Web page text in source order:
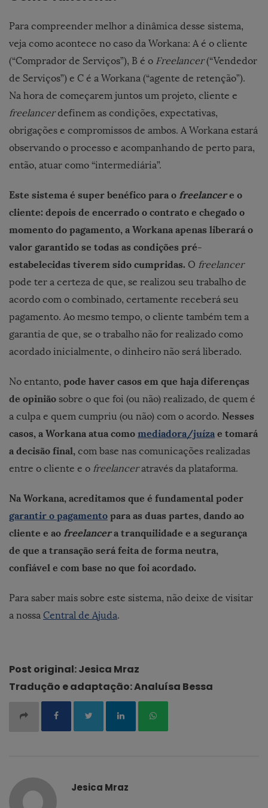
Para compreender melhor a dinâmica desse sistema,
veja como acontece no caso da Workana: A é o cliente
(“Comprador de Serviços”), B é o Freelancer(“Vendedor
de Serviços”) e C é a Workana (“agente de retenção”).
Na hora de começarem juntos um projeto, cliente e
freelancerdefinem as condições, expectativas,
obrigações e compromissos de ambos. A Workana estará
observando o processo e acompanhando de perto para,
então, atuar como “intermediária”.
Este sistema é super benéfico para o freelancere o
cliente: depois de encerrado o contrato e chegado o
momento do pagamento, a Workana apenas liberará o
valor garantido se todas as condições pré-
estabelecidas tiverem sido cumpridas. O freelancer
pode ter a certeza de que, se realizou seu trabalho de
acordo com o combinado, certamente receberá seu
pagamento. Ao mesmo tempo, o cliente também tem a
garantia de que, se o trabalho não for realizado como
acordado inicialmente, o dinheiro não será liberado.
No entanto, pode haver casos em que haja diferenças
de opinião sobre o que foi (ou não) realizado, de quem é
a culpa e quem cumpriu (ou não) com o acordo. Nesses
casos, a Workana atua como mediadora/juíza e tomará
a decisão final, com base nas comunicações realizadas
entre o cliente e o freelanceratravés da plataforma.
Na Workana, acreditamos que é fundamental poder
garantir o pagamento para as duas partes, dando ao
cliente e ao freelancera tranquilidade e a segurança
de que a transação será feita de forma neutra,
confiável e com base no que foi acordado.
Para saber mais sobre este sistema, não deixe de visitar
a nossa Central de Ajuda.
Post original: Jesica Mraz
Tradução e adaptação: Analuísa Bessa
Jesica Mraz